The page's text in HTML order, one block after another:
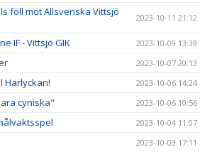
föll mot Allsvenska Vittsjö
2023-10-11 21:12
IF - Vittsjö GIK 2023-10-09 13:39
2023-10-07 20:13
Harlyckan! 2023-10-06 14:24
cyniska" 2023-10-06 10:56
2023-10-04 11:07
2023-10-03 17:11